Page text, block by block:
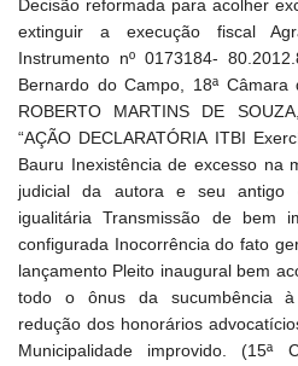
Decisão reformada para acolher
extinguir a execução fiscal
Instrumento nº 0173184-
Bernardo do Campo, 18ª Câmara
ROBERTO MARTINS DE
“AÇÃO DECLARATÓRIA ITBI
Bauru Inexistência de excesso na
judicial da autora e seu antigo
igualitária Transmissão de bem
configurada Inocorrência do fato
lançamento Pleito inaugural bem
todo o ônus da sucumbência à
redução dos honorários
Municipalidade improvido. (15ª